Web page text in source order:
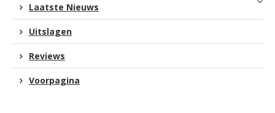
Laatste Nieuws
Uitslagen
Reviews
Voorpagina